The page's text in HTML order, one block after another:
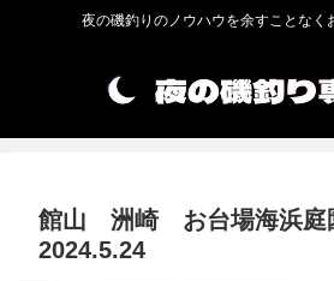
夜の磯釣りのノウハウを余すことなく
館山 洲崎 お台場海浜庭
2024.5.24